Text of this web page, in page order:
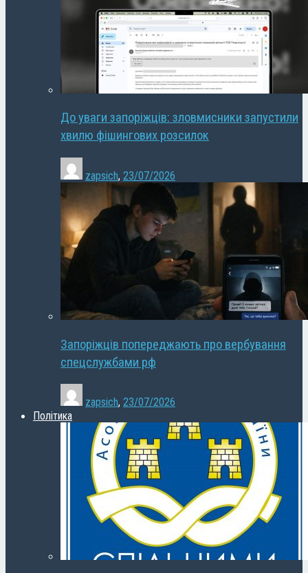
До уваги запоріжців: зловмисники запустили
хвилю фішингових розсилок
zapsich, 23/07/2026
Запоріжців попереджають про вербування
спецслужбами рф
zapsich, 23/07/2026
Політика